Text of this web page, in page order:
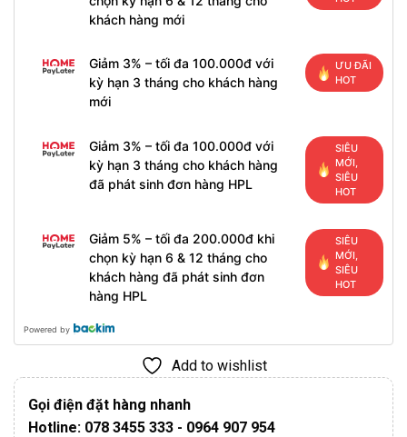
khách hàng mới
Giảm 3% – tối đa 100.000đ với
kỳ hạn 3 tháng cho khách hàng
mới
ƯU ĐÃI
HOT
Giảm 3% – tối đa 100.000đ với
kỳ hạn 3 tháng cho khách hàng
đã phát sinh đơn hàng HPL
SIÊU
MỚI,
SIÊU
HOT
Giảm 5% – tối đa 200.000đ khi
chọn kỳ hạn 6 & 12 tháng cho
khách hàng đã phát sinh đơn
hàng HPL
SIÊU
MỚI,
SIÊU
HOT
Powered by
Add to wishlist
Gọi điện đặt hàng nhanh
Hotline: 078 3455 333 - 0964 907 954